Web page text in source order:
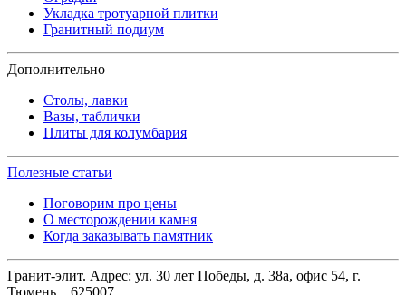
Укладка тротуарной плитки
Гранитный подиум
Дополнительно
Столы, лавки
Вазы, таблички
Плиты для колумбария
Полезные статьи
Поговорим про цены
О месторождении камня
Когда заказывать памятник
Гранит-элит. Адрес: ул. 30 лет Победы, д. 38а, офис 54, г.
Тюмень, , 625007